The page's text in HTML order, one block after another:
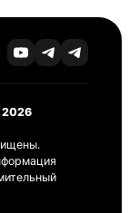
2026